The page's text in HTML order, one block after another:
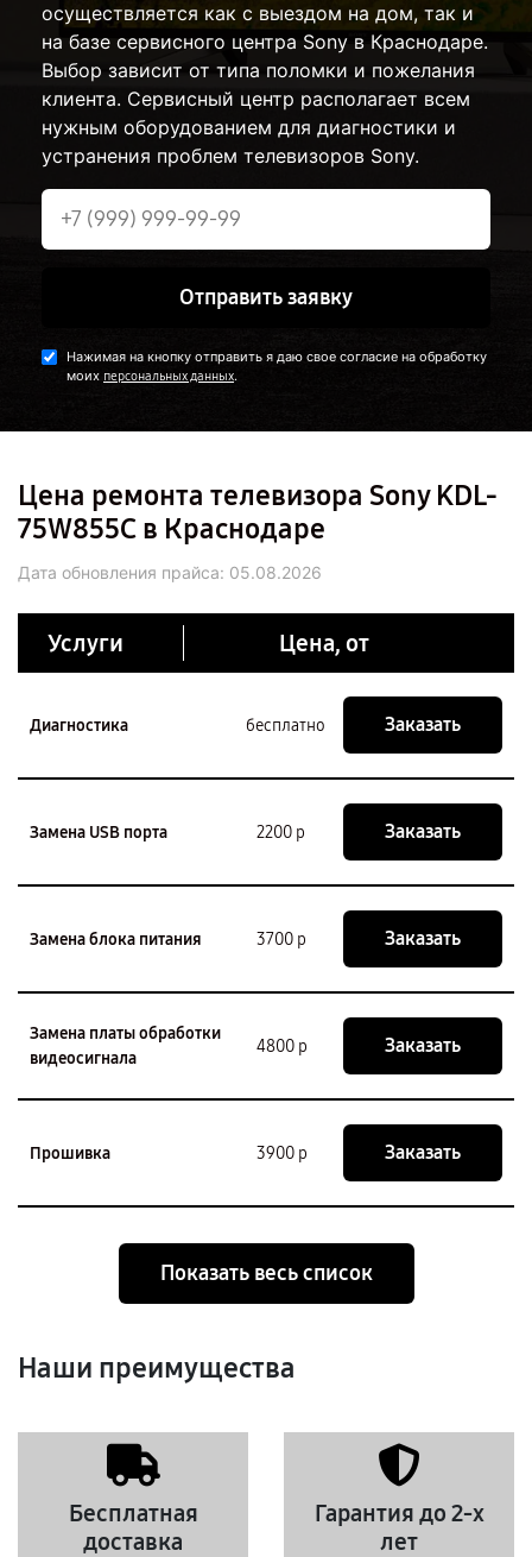
осуществляется как с выездом на дом, так и
на базе сервисного центра Sony в Краснодаре.
Выбор зависит от типа поломки и пожелания
клиента. Сервисный центр располагает всем
нужным оборудованием для диагностики и
устранения проблем телевизоров Sony.
Отправить заявку
Нажимая на кнопку отправить я даю свое согласие на обработку
моих персональных данных.
Цена ремонта телевизора Sony KDL-
75W855C в Краснодаре
Дата обновления прайса: 05.08.2026
Услуги Цена, от
Диагностика бесплатно Заказать
Замена USB порта 2200 р Заказать
Замена блока питания 3700 р Заказать
Замена платы обработки
видеосигнала
4800 р Заказать
Прошивка 3900 р Заказать
Показать весь список
Наши преимущества
Бесплатная
доставка
Гарантия до 2-х
лет